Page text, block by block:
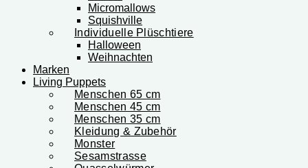
Micromallows
Squishville
Individuelle Plüschtiere
Halloween
Weihnachten
Marken
Living Puppets
Menschen 65 cm
Menschen 45 cm
Menschen 35 cm
Kleidung & Zubehör
Monster
Sesamstrasse